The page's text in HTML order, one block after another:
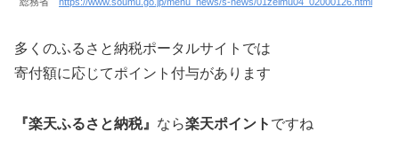
多くのふるさと納税ポータルサイトでは
寄付額に応じてポイント付与があります
『楽天ふるさと納税』 なら楽天ポイント ですね